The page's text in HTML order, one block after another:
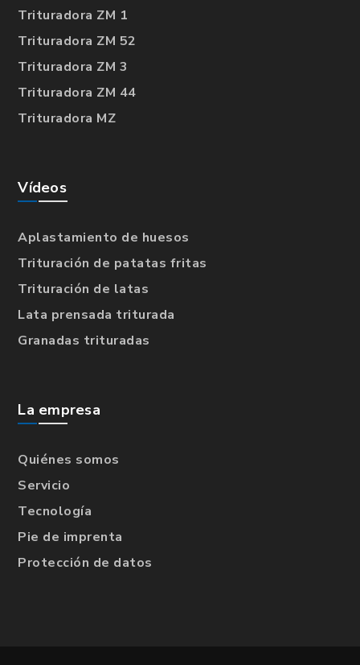
Trituradora ZM 1
Trituradora ZM 52
Trituradora ZM 3
Trituradora ZM 44
Trituradora MZ
Vídeos
Aplastamiento de huesos
Trituración de patatas fritas
Trituración de latas
Lata prensada triturada
Granadas trituradas
La empresa
Quiénes somos
Servicio
Tecnología
Pie de imprenta
Protección de datos